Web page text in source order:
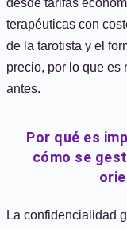
desde tarifas
terapéuticas con
de la tarotista y el
precio, por lo que es
antes.
Por qué es
cómo se
La confidencialidad